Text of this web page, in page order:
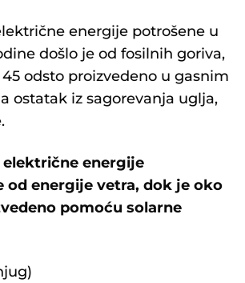
energije potrošene u
došlo je od fosilnih goriva,
odsto proizvedeno u gasnim
ostatak iz sagorevanja uglja,
električne energije
od energije vetra, dok je oko
pomoću solarne